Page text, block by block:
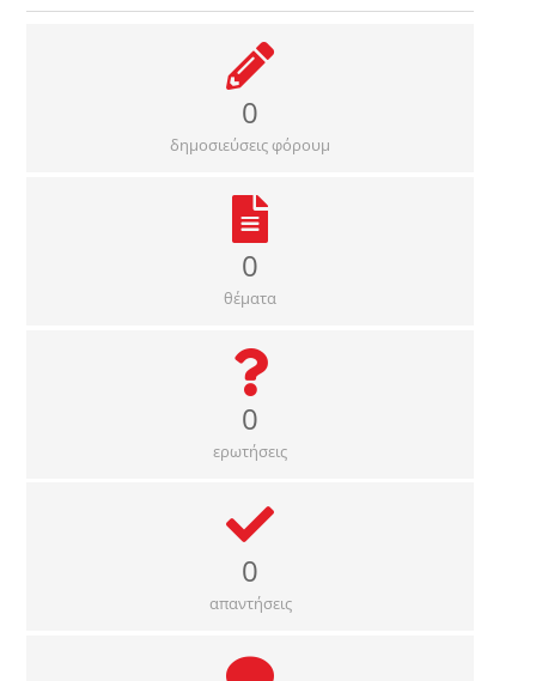
0
δημοσιεύσεις φόρουμ
0
θέματα
0
ερωτήσεις
0
απαντήσεις